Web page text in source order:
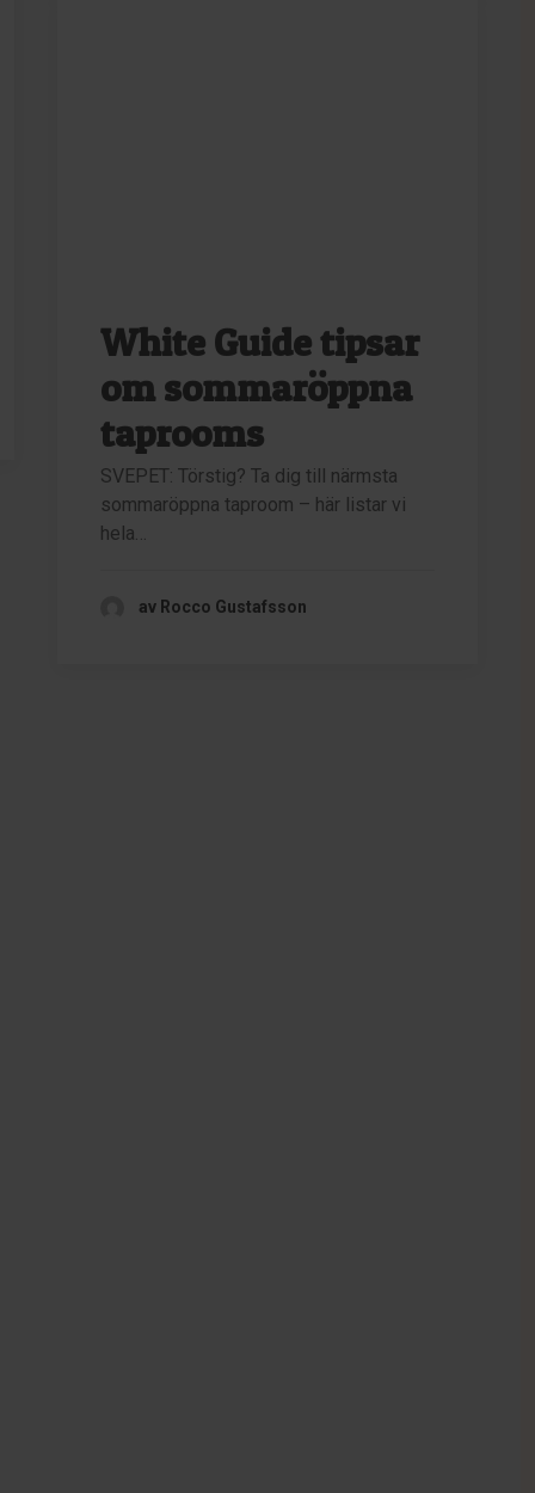
White Guide tipsar
om sommaröppna
taprooms
SVEPET: Törstig? Ta dig till närmsta
sommaröppna taproom – här listar vi
hela…
av Rocco Gustafsson